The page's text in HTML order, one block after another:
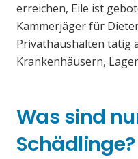
erreichen, Eile ist
Kammerjäger für
Privathaushalten tätig
Krankenhäusern,
Was sind
Schädlinge?